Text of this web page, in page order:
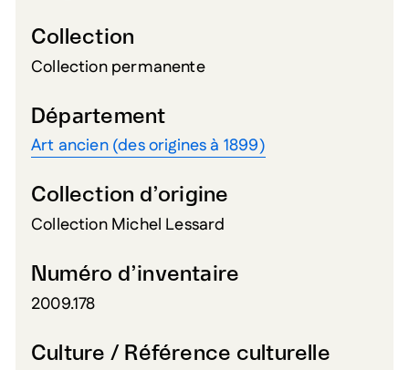
Collection
Collection permanente
Département
Art ancien (des origines à 1899)
Collection d’origine
Collection Michel Lessard
Numéro d’inventaire
2009.178
Culture / Référence culturelle